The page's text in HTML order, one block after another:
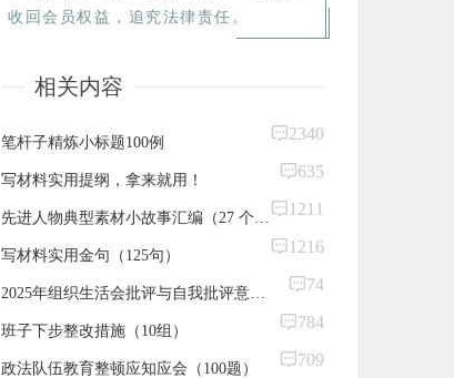
收回会员权益，追究法律责任。
相关内容
笔杆子精炼小标题100例
2340
写材料实用提纲，拿来就用！
635
1211
写材料实用金句（125句）
1216
74
班子下步整改措施（10组）
784
政法队伍教育整顿应知应会（100题）
709